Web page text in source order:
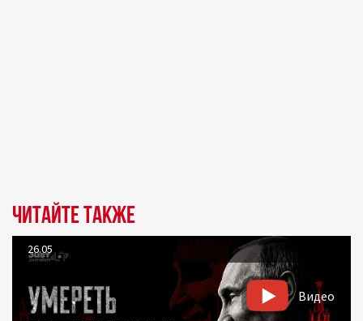
Читайте также
26.05
Видео